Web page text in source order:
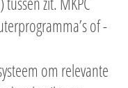
of -
om relevante